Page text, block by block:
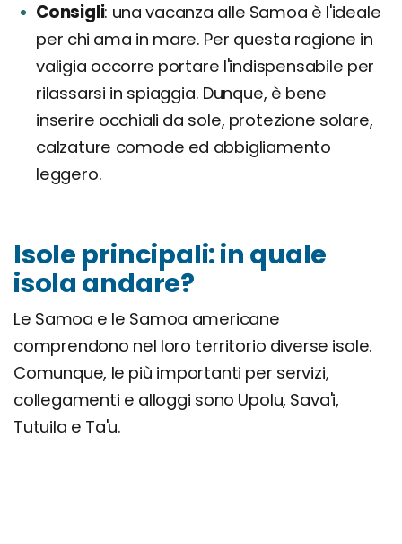
Consigli una vacanza alle Samoa è l'ideale
per chi ama in mare. Per questa ragione in
valigia occorre portare l'indispensabile per
rilassarsi in spiaggia. Dunque, è bene
inserire occhiali da sole, protezione solare,
calzature comode ed abbigliamento
leggero.
Isole principali: in quale
isola andare?
Le Samoa e le Samoa americane
comprendono nel loro territorio diverse isole.
Comunque, le più importanti per servizi,
collegamenti e alloggi sono Upolu, Sava'i,
Tutuila e Ta'u.